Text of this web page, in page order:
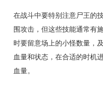
在战斗中要特别注意尸王的
围攻击，但这些技能通常有
时要留意场上的小怪数量，
血量和状态，在合适的时机
血量。